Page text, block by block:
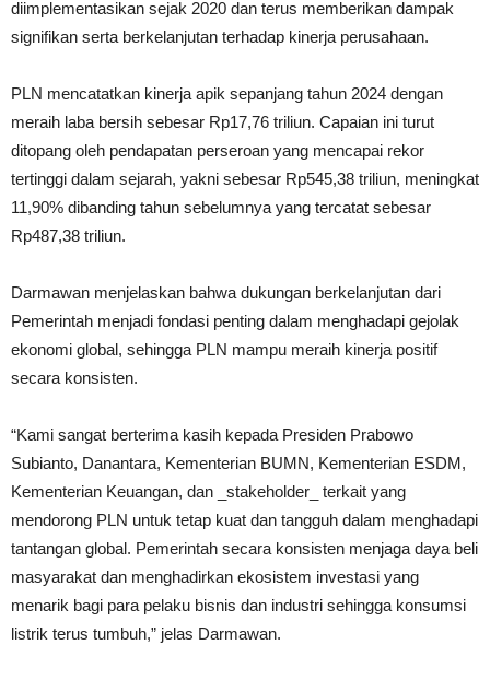
diimplementasikan sejak 2020 dan terus memberikan dampak
signifikan serta berkelanjutan terhadap kinerja perusahaan.
PLN mencatatkan kinerja apik sepanjang tahun 2024 dengan
meraih laba bersih sebesar Rp17,76 triliun. Capaian ini turut
ditopang oleh pendapatan perseroan yang mencapai rekor
tertinggi dalam sejarah, yakni sebesar Rp545,38 triliun, meningkat
11,90% dibanding tahun sebelumnya yang tercatat sebesar
Rp487,38 triliun.
Darmawan menjelaskan bahwa dukungan berkelanjutan dari
Pemerintah menjadi fondasi penting dalam menghadapi gejolak
ekonomi global, sehingga PLN mampu meraih kinerja positif
secara konsisten.
“Kami sangat berterima kasih kepada Presiden Prabowo
Subianto, Danantara, Kementerian BUMN, Kementerian ESDM,
Kementerian Keuangan, dan _stakeholder_ terkait yang
mendorong PLN untuk tetap kuat dan tangguh dalam menghadapi
tantangan global. Pemerintah secara konsisten menjaga daya beli
masyarakat dan menghadirkan ekosistem investasi yang
menarik bagi para pelaku bisnis dan industri sehingga konsumsi
listrik terus tumbuh,” jelas Darmawan.